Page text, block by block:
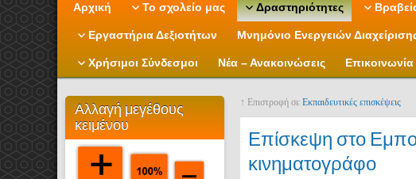
Αρχική Το σχολείο μας Δραστηριότητες
Εργαστήρια Δεξιοτήτων Μνημόνιο Ενεργειών
Χρήσιμοι Σύνδεσμοι Νέα – Ανακοινώσεις Επικοινωνία
Αλλαγή μεγέθους
κειμένου
↑ Επιστροφή σε Εκπαιδευτικές επισκέψεις
Επίσκεψη στο
κινηματογράφο